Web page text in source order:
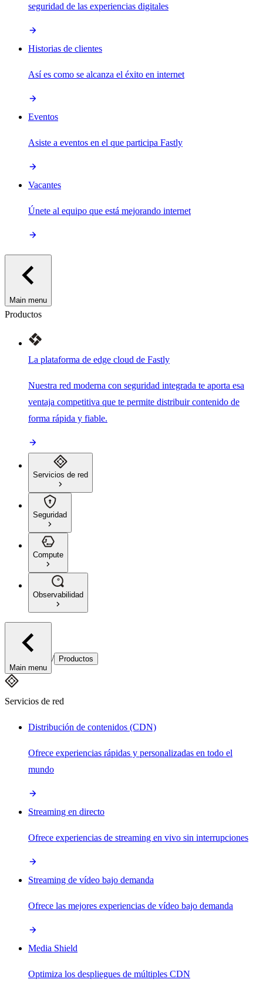
seguridad de las experiencias digitales
Historias de clientes
Así es como se alcanza el éxito en internet
Eventos
Asiste a eventos en el que participa Fastly
Vacantes
Únete al equipo que está mejorando internet
Main menu
Productos
La plataforma de edge cloud de Fastly
Nuestra red moderna con seguridad integrada te aporta esa
ventaja competitiva que te permite distribuir contenido de
forma rápida y fiable.
Servicios de red
Seguridad
Compute
Observabilidad
Main menu
/ Productos
Servicios de red
Distribución de contenidos (CDN)
Ofrece experiencias rápidas y personalizadas en todo el
mundo
Streaming en directo
Ofrece experiencias de streaming en vivo sin interrupciones
Streaming de vídeo bajo demanda
Ofrece las mejores experiencias de vídeo bajo demanda
Media Shield
Optimiza los despliegues de múltiples CDN